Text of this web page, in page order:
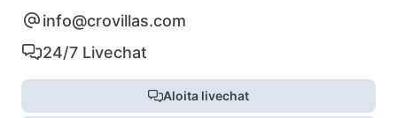
info@crovillas.com
24/7 Livechat
Aloita livechat